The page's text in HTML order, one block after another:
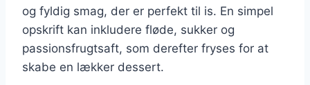
og fyldig smag, der er perfekt til is. En simpel
opskrift kan inkludere fløde, sukker og
passionsfrugtsaft, som derefter fryses for at
skabe en lækker dessert.